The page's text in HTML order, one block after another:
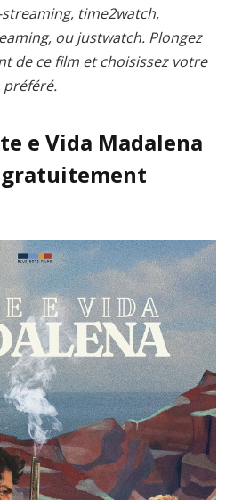
time2watch,
ou justwatch. Plongez
de ce film et choisissez votre
préféré.
e Vida Madalena